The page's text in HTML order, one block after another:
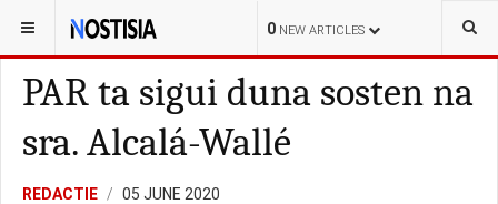
0 NEW ARTICLES
YOU ARE HERE: CURAÇAO POLITIEK
PAR ta sigui duna sosten na
sra. Alcalá-Wallé
REDACTIE 05 JUNE 2020